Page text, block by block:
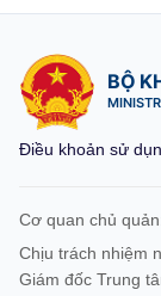
BỘ
Điều khoản sử
Cơ quan chủ
Chịu trách nhiệm
Giám đốc Trung